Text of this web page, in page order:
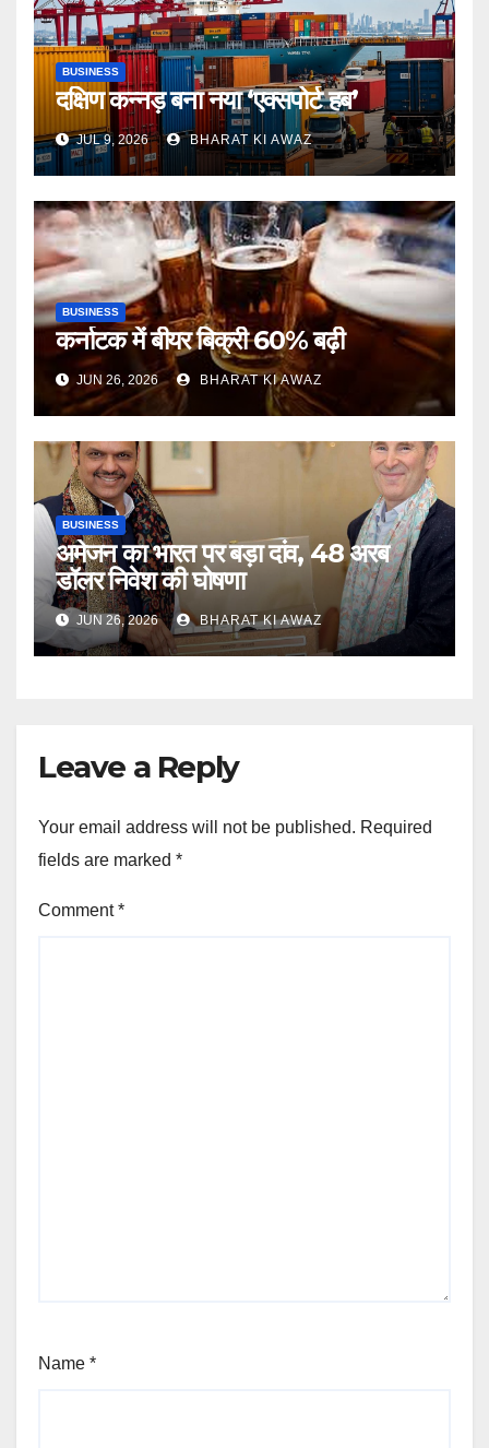
BUSINESS
दक्षिण कन्नड़ बना नया ‘एक्सपोर्ट हब’
JUL 9, 2026 BHARAT KI AWAZ
BUSINESS
कर्नाटक में बीयर बिक्री 60% बढ़ी
JUN 26, 2026 BHARAT KI AWAZ
BUSINESS
अमेजन का भारत पर बड़ा दांव, 48 अरब
डॉलर निवेश की घोषणा
JUN 26, 2026 BHARAT KI AWAZ
Leave a Reply
Your email address will not be published. Required
fields are marked *
Comment*
Name *